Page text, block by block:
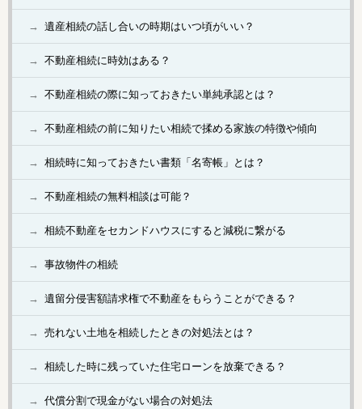
遺産相続の話し合いの時期はいつ頃がいい？
不動産相続に時効はある？
不動産相続の際に知っておきたい単純承認とは？
不動産相続の前に知りたい相続で揉める家族の特徴や傾向
相続時に知っておきたい書類「名寄帳」とは？
不動産相続の無料相談は可能？
相続不動産をセカンドハウスにすると減税に繋がる
事故物件の相続
遺留分侵害額請求権で不動産をもらうことができる？
売れない土地を相続したときの対処法とは？
相続した時に残っていた住宅ローンを放棄できる？
代償分割で現金がない場合の対処法